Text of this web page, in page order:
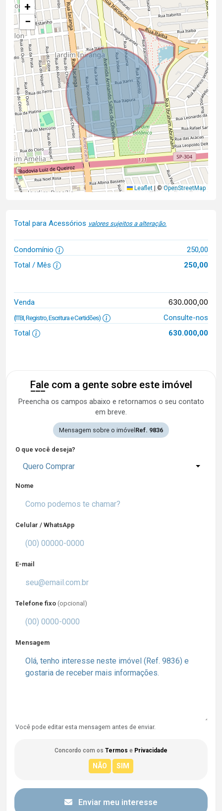
+
−
Leaflet ©OpenStreetMap
Total para Acessórios valores sujeitos a alteração.
Condomínio
250,00
Total / Mês
250,00
Venda 630.000,00
(ITBI, Registro, Escritura e Certidões)
Consulte-nos
Total
630.000,00
Fale com a gente sobre este imóvel
Preencha os campos abaixo e retornamos o seu contato
em breve.
Mensagem sobre o imóvel Ref. 9836
O que você deseja?
Quero Comprar
Nome
Celular / WhatsApp
E-mail
Telefone fixo (opcional)
Mensagem
Você pode editar esta mensagem antes de enviar.
Concordo com os Termos e Privacidade
Enviar meu interesse